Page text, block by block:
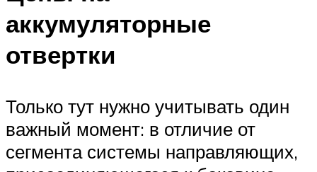
аккумуляторные
отвертки
Только тут нужно учитывать один
важный момент: в отличие от
сегмента системы направляющих,